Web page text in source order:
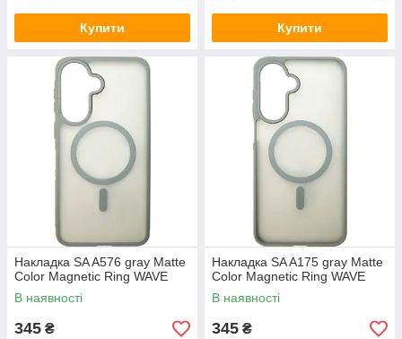
Купити Купити
Накладка SA A576 gray Matte
Color Magnetic Ring WAVE
В наявності
345 ₴
Накладка SA A175 gray Matte
Color Magnetic Ring WAVE
В наявності
345 ₴